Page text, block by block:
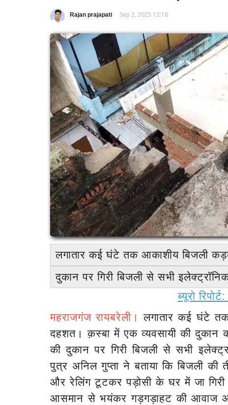
Rajan prajapati Sep 2, 2025 12:18
लगातार कई घंटे तक आकाशीय बिजली
दुकान पर गिरी बिजली से सभी
ब्यूरो
महराजगंज रायबरेली।लगातार कई घंटे
दहशत। क़स्बा में एक व्यवसायी की दुकान
की दुकान पर गिरी बिजली से सभी
पुत्र अनिल गुप्ता ने बताया कि बिजली की
और रेलिंग टूटकर पड़ोसी के घर में जा
आसमान से भयंकर गड़गड़ाहट की आवाज